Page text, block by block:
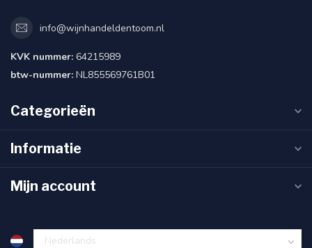
info@wijnhandeldentoom.nl
KVK nummer: 64215989
btw-nummer: NL855569761B01
Categorieën
Informatie
Mijn account